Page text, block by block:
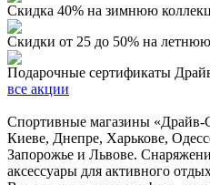
Скидка 40% на зимнюю
Скидки от 25 до 50% на
Подарочные сертификаты
все акции
Спортивные магазины
Киеве, Днепре, Харькове,
Запорожье и Львове.
аксессуары для активного